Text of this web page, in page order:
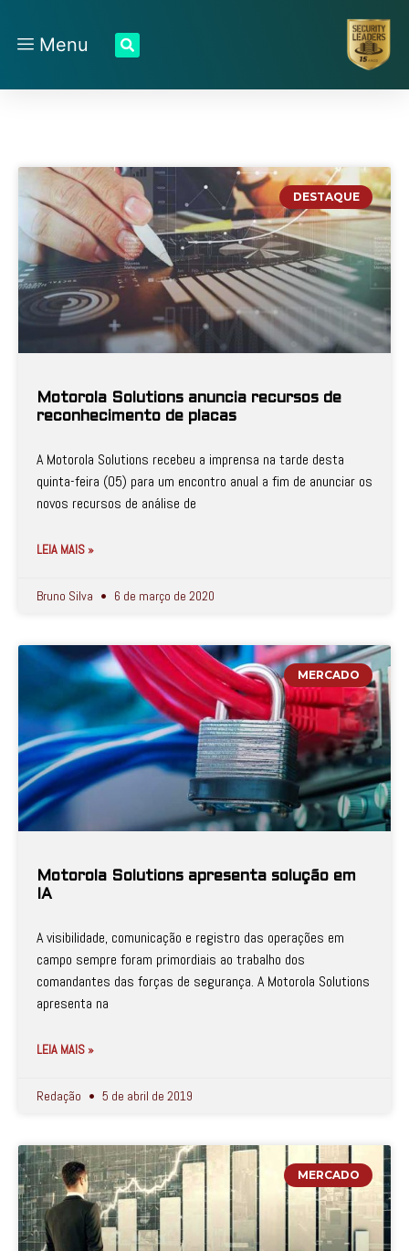
Menu
DESTAQUE
Motorola Solutions anuncia recursos de
reconhecimento de placas
A Motorola Solutions recebeu a imprensa na tarde desta
quinta-feira (05) para um encontro anual a fim de anunciar os
novos recursos de análise de
LEIA MAIS »
Bruno Silva 6 de março de 2020
MERCADO
Motorola Solutions apresenta solução em
IA
A visibilidade, comunicação e registro das operações em
campo sempre foram primordiais ao trabalho dos
comandantes das forças de segurança. A Motorola Solutions
apresenta na
LEIA MAIS »
Redação 5 de abril de 2019
MERCADO